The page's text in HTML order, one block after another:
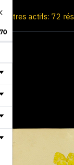
Filtres actifs: 72